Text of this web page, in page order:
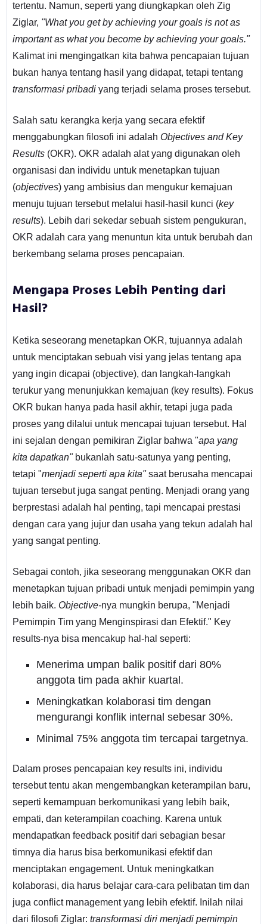
tertentu. Namun, seperti yang diungkapkan oleh Zig
Ziglar, "What you get by achieving your goals is not as
important as what you become by achieving your goals."
Kalimat ini mengingatkan kita bahwa pencapaian tujuan
bukan hanya tentang hasil yang didapat, tetapi tentang
transformasi pribadiyang terjadi selama proses tersebut.
Salah satu kerangka kerja yang secara efektif
menggabungkan filosofi ini adalah Objectives and Key
Results(OKR). OKR adalah alat yang digunakan oleh
organisasi dan individu untuk menetapkan tujuan
(objectives) yang ambisius dan mengukur kemajuan
menuju tujuan tersebut melalui hasil-hasil kunci (key
results). Lebih dari sekedar sebuah sistem pengukuran,
OKR adalah cara yang menuntun kita untuk berubah dan
berkembang selama proses pencapaian.
Mengapa Proses Lebih Penting dari
Hasil?
Ketika seseorang menetapkan OKR, tujuannya adalah
untuk menciptakan sebuah visi yang jelas tentang apa
yang ingin dicapai (objective), dan langkah-langkah
terukur yang menunjukkan kemajuan (key results). Fokus
OKR bukan hanya pada hasil akhir, tetapi juga pada
proses yang dilalui untuk mencapai tujuan tersebut. Hal
ini sejalan dengan pemikiran Ziglar bahwa "apa yang
kita dapatkan"bukanlah satu-satunya yang penting,
tetapi "menjadi seperti apa kita"saat berusaha mencapai
tujuan tersebut juga sangat penting. Menjadi orang yang
berprestasi adalah hal penting, tapi mencapai prestasi
dengan cara yang jujur dan usaha yang tekun adalah hal
yang sangat penting.
Sebagai contoh, jika seseorang menggunakan OKR dan
menetapkan tujuan pribadi untuk menjadi pemimpin yang
lebih baik. Objective-nya mungkin berupa, "Menjadi
Pemimpin Tim yang Menginspirasi dan Efektif." Key
results-nya bisa mencakup hal-hal seperti:
Menerima umpan balik positif dari 80%
anggota tim pada akhir kuartal.
Meningkatkan kolaborasi tim dengan
mengurangi konflik internal sebesar 30%.
Minimal 75% anggota tim tercapai targetnya.
Dalam proses pencapaian key results ini, individu
tersebut tentu akan mengembangkan keterampilan baru,
seperti kemampuan berkomunikasi yang lebih baik,
empati, dan keterampilan coaching. Karena untuk
mendapatkan feedback positif dari sebagian besar
timnya dia harus bisa berkomunikasi efektif dan
menciptakan engagement. Untuk meningkatkan
kolaborasi, dia harus belajar cara-cara pelibatan tim dan
juga conflict management yang lebih efektif. Inilah nilai
dari filosofi Ziglar: transformasi diri menjadi pemimpin